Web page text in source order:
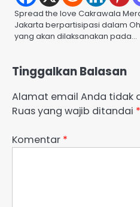
Spread the love Cakrawala
Jakarta berpartisipasi dalam
yang akan dilaksanakan pada…
Tinggalkan Balasan
Alamat email Anda tidak
Ruas yang wajib ditandai *
Komentar *